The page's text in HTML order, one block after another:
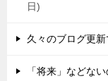
日
久々のブログ更新
「将来」などな